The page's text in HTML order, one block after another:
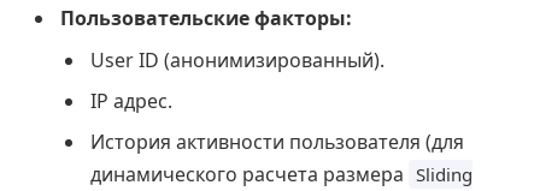
Пользовательские факторы:
User ID (анонимизированный).
IP адрес.
История активности пользователя (для
динамического расчета размера Sliding